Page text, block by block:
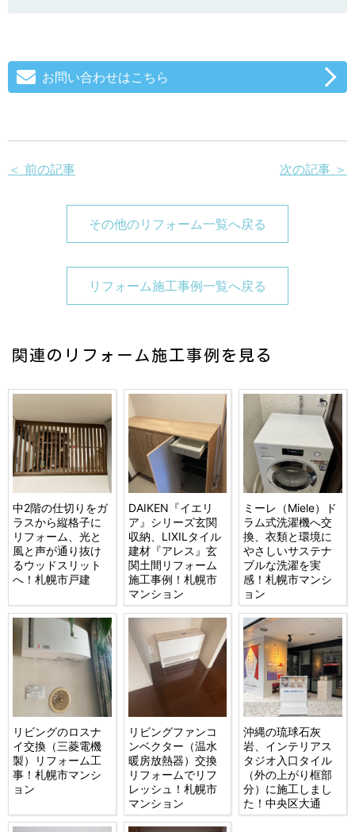
お問い合わせはこちら
＜ 前の記事 次の記事 ＞
その他のリフォーム一覧へ戻る
リフォーム施工事例一覧へ戻る
関連のリフォーム施工事例を見る
中2階の仕切りをガ
ラスから縦格子に
リフォーム、光と
風と声が通り抜け
るウッドスリット
へ！札幌市戸建
DAIKEN『イエリ
ア』シリーズ玄関
収納、LIXILタイル
建材『アレス』玄
関土間リフォーム
施工事例！札幌市
マンション
ミーレ（Miele）ド
ラム式洗濯機へ交
換、衣類と環境に
やさしいサステナ
ブルな洗濯を実
感！札幌市マンシ
ョン
リビングのロスナ
イ交換（三菱電機
製）リフォーム工
事！札幌市マンシ
ョン
リビングファンコ
ンベクター（温水
暖房放熱器）交換
リフォームでリフ
レッシュ！札幌市
マンション
沖縄の琉球石灰
岩、インテリアス
タジオ入口タイル
（外の上がり框部
分）に施工しまし
た！中央区大通